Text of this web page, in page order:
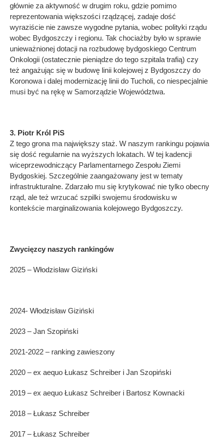
głównie za aktywność w drugim roku, gdzie pomimo
reprezentowania większości rządzącej, zadaje dość
wyraziście nie zawsze wygodne pytania, wobec polityki rządu
wobec Bydgoszczy i regionu. Tak chociażby było w sprawie
unieważnionej dotacji na rozbudowę bydgoskiego Centrum
Onkologii (ostatecznie pieniądze do tego szpitala trafią) czy
też angażując się w budowę linii kolejowej z Bydgoszczy do
Koronowa i dalej modernizację linii do Tucholi, co niespecjalnie
musi być na rękę w Samorządzie Województwa.
3. Piotr Król PiS
Z tego grona ma największy staż. W naszym rankingu pojawia
się dość regularnie na wyższych lokatach. W tej kadencji
wiceprzewodniczący Parlamentarnego Zespołu Ziemi
Bydgoskiej. Szczególnie zaangażowany jest w tematy
infrastrukturalne. Zdarzało mu się krytykować nie tylko obecny
rząd, ale też wrzucać szpilki swojemu środowisku w
kontekście marginalizowania kolejowego Bydgoszczy.
Zwycięzcy naszych rankingów
2025 – Włodzisław Giziński
2024- Włodzisław Giziński
2023 – Jan Szopiński
2021-2022 – ranking zawieszony
2020 – ex aequo Łukasz Schreiber i Jan Szopiński
2019 – ex aequo Łukasz Schreiber i Bartosz Kownacki
2018 – Łukasz Schreiber
2017 – Łukasz Schreiber